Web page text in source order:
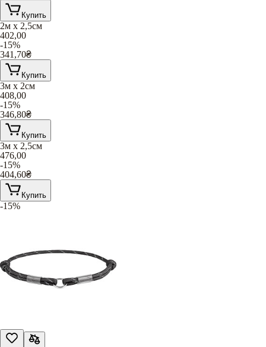
Купить
2м х 2,5см
402,00
-15%
341,70₴
Купить
3м х 2см
408,00
-15%
346,80₴
Купить
3м х 2,5см
476,00
-15%
404,60₴
Купить
-15%